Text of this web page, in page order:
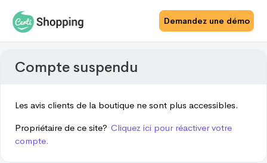
Demandez une démo
Compte suspendu
Les avis clients de la boutique ne sont plus accessibles.
Propriétaire de ce site? Cliquez ici pour réactiver votre
compte.